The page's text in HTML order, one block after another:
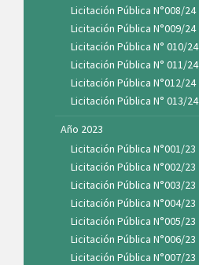
Licitación Pública N°008/24
Licitación Pública N°009/24
Licitación Pública N° 010/24
Licitación Pública N° 011/24
Licitación Pública N°012/24
Licitación Pública N° 013/24
Año 2023
Licitación Pública N°001/23
Licitación Pública N°002/23
Licitación Pública N°003/23
Licitación Pública N°004/23
Licitación Pública N°005/23
Licitación Pública N°006/23
Licitación Pública N°007/23